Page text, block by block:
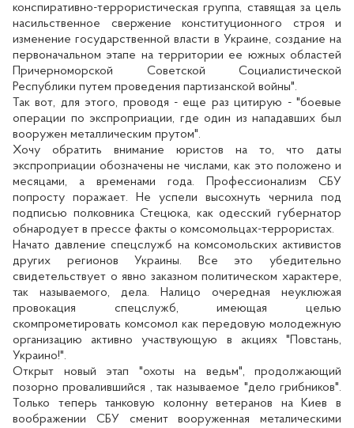
конспиративно-террористическая группа, ставящая за цель
насильственное свержение конституционного строя и
изменение государственной власти в Украине, создание на
первоначальном этапе на территории ее южных областей
Причерноморской Советской Социалистической
Республики путем проведения партизанской войны".
Так вот, для этого, проводя - еще раз цитирую - "боевые
операции по экспроприации, где один из нападавших был
вооружен металлическим прутом".
Хочу обратить внимание юристов на то, что даты
экспроприации обозначены не числами, как это положено и
месяцами, а временами года. Профессионализм СБУ
попросту поражает. Не успели высохнуть чернила под
подписью полковника Стецюка, как одесский губернатор
обнародует в прессе факты о комсомольцах-террористах.
Начато давление спецслужб на комсомольских активистов
других регионов Украины. Все это убедительно
свидетельствует о явно заказном политическом характере,
так называемого, дела. Налицо очередная неуклюжая
провокация спецслужб, имеющая целью
скомпрометировать комсомол как передовую молодежную
организацию активно участвующую в акциях "Повстань,
Украино!".
Открыт новый этап "охоты на ведьм", продолжающий
позорно провалившийся , так называемое "дело грибников".
Только теперь танковую колонну ветеранов на Киев в
воображении СБУ сменит вооруженная металическими